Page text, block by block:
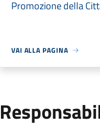
Promozione della
VAI ALLA PAGINA